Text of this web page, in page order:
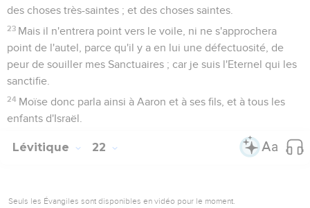
des choses très-saintes ; et des choses saintes.
23 Mais il n'entrera point vers le voile, ni ne s'approchera
point de l'autel, parce qu'il y a en lui une défectuosité, de
peur de souiller mes Sanctuaires ; car je suis l'Eternel qui les
sanctifie.
24 Moïse donc parla ainsi à Aaron et à ses fils, et à tous les
enfants d'Israël.
Lévitique 22
Seuls les Évangiles sont disponibles en vidéo pour le moment.